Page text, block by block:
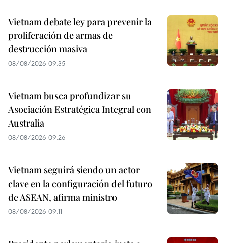
Vietnam debate ley para prevenir la
proliferación de armas de
destrucción masiva
08/08/2026 09:35
Vietnam busca profundizar su
Asociación Estratégica Integral con
Australia
08/08/2026 09:26
Vietnam seguirá siendo un actor
clave en la configuración del futuro
de ASEAN, afirma ministro
08/08/2026 09:11